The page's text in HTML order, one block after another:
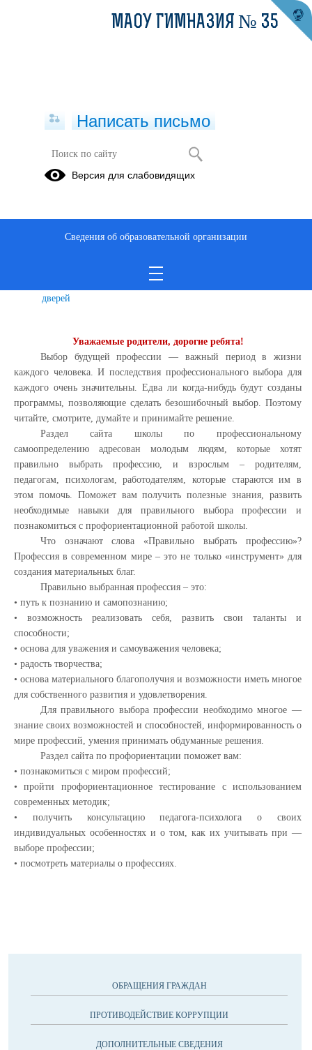
Профессиональное
самоопределение
обучающихся
дверей
Уважаемые родители, дорогие ребята!
Выбор будущей профессии — важный период в жизни
каждого человека. И последствия профессионального выбора для
каждого очень значительны. Едва ли когда-нибудь будут созданы
программы, позволяющие сделать безошибочный выбор. Поэтому
читайте, смотрите, думайте и принимайте решение.
Раздел сайта школы по профессиональному
самоопределению адресован молодым людям, которые хотят
правильно выбрать профессию, и взрослым – родителям,
педагогам, психологам, работодателям, которые стараются им в
этом помочь. Поможет вам получить полезные знания, развить
необходимые навыки для правильного выбора профессии и
познакомиться с профориентационной работой школы.
Что означают слова «Правильно выбрать профессию»?
Профессия в современном мире – это не только «инструмент» для
создания материальных благ.
Правильно выбранная профессия – это:
• путь к познанию и самопознанию;
• возможность реализовать себя, развить свои таланты и
способности;
• основа для уважения и самоуважения человека;
• радость творчества;
• основа материального благополучия и возможности иметь многое
для собственного развития и удовлетворения.
Для правильного выбора профессии необходимо многое —
знание своих возможностей и способностей, информированность о
мире профессий, умения принимать обдуманные решения.
Раздел сайта по профориентации поможет вам:
• познакомиться с миром профессий;
• пройти профориентационное тестирование с использованием
современных методик;
• получить консультацию педагога-психолога о своих
индивидуальных особенностях и о том, как их учитывать при —
выборе профессии;
• посмотреть материалы о профессиях.
ОБРАЩЕНИЯ ГРАЖДАН
ПРОТИВОДЕЙСТВИЕ КОРРУПЦИИ
ДОПОЛНИТЕЛЬНЫЕ СВЕДЕНИЯ
МАОУ ГИМНАЗИЯ № 35
Написать письмо
Версия для слабовидящих
Сведения об образовательной организации